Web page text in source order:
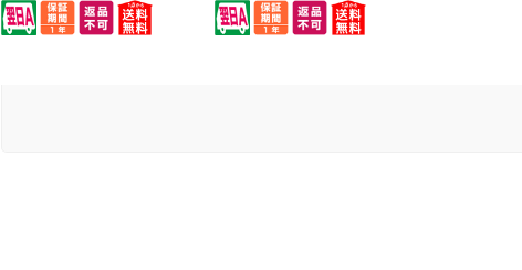
使用済みカートリッジにあ
らかじめトナーを充填した
使用済みカートリッジにあ
らかじめトナーを充填した